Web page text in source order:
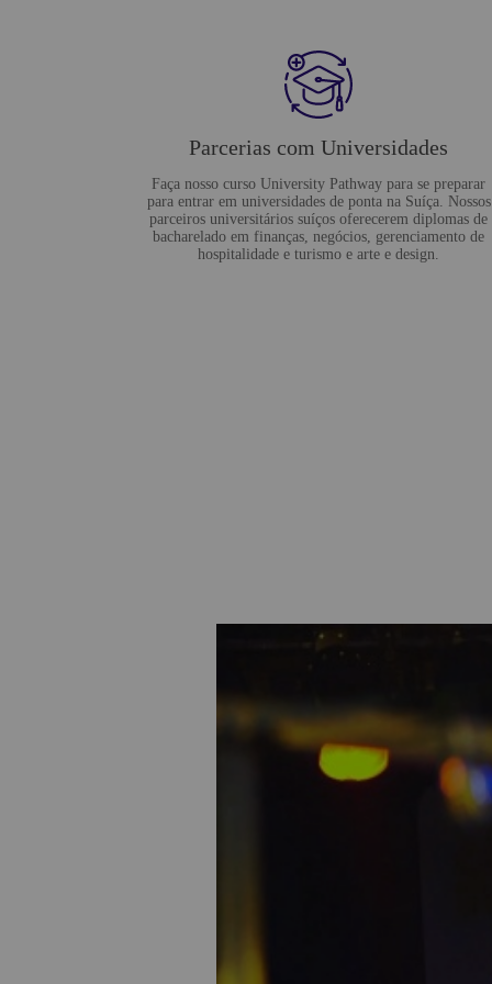
Parcerias com Universidades
Faça nosso curso University Pathway para se preparar
para entrar em universidades de ponta na Suíça. Nossos
parceiros universitários suíços oferecerem diplomas de
bacharelado em finanças, negócios, gerenciamento de
hospitalidade e turismo e arte e design.